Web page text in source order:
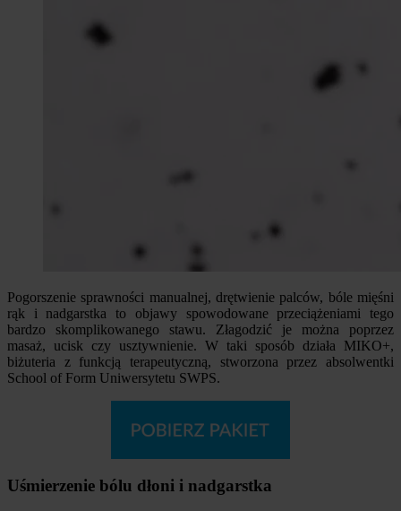
Pogorszenie sprawności manualnej, drętwienie palców, bóle mięśni
rąk i nadgarstka to objawy spowodowane przeciążeniami tego
bardzo skomplikowanego stawu. Złagodzić je można poprzez
masaż, ucisk czy usztywnienie. W taki sposób działa MIKO+,
biżuteria z funkcją terapeutyczną, stworzona przez absolwentki
School of Form Uniwersytetu SWPS.
Uśmierzenie bólu dłoni i nadgarstka